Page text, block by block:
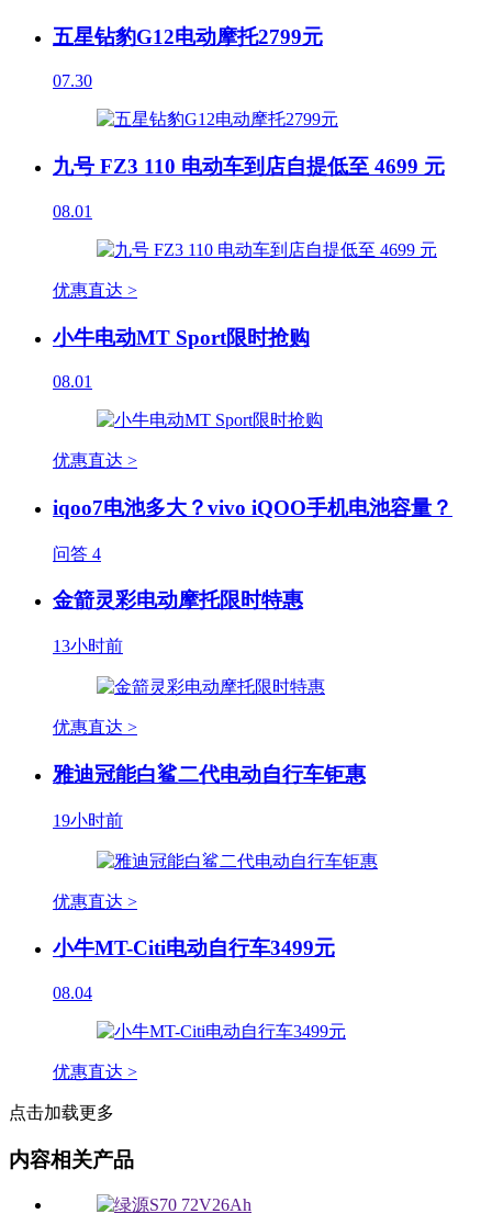
五星钻豹G12电动摩托2799元
07.30
九号 FZ3 110 电动车到店自提低至 4699 元
08.01
优惠直达 >
小牛电动MT Sport限时抢购
08.01
优惠直达 >
iqoo7电池多大？vivo iQOO手机电池容量？
问答 4
金箭灵彩电动摩托限时特惠
13小时前
优惠直达 >
雅迪冠能白鲨二代电动自行车钜惠
19小时前
优惠直达 >
小牛MT-Citi电动自行车3499元
08.04
优惠直达 >
点击加载更多
内容相关产品